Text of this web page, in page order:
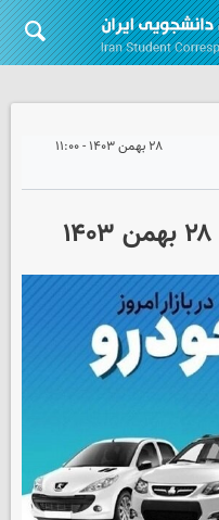
۲۸ بهمن ۱۴۰۳ - ۱۱:۰۰